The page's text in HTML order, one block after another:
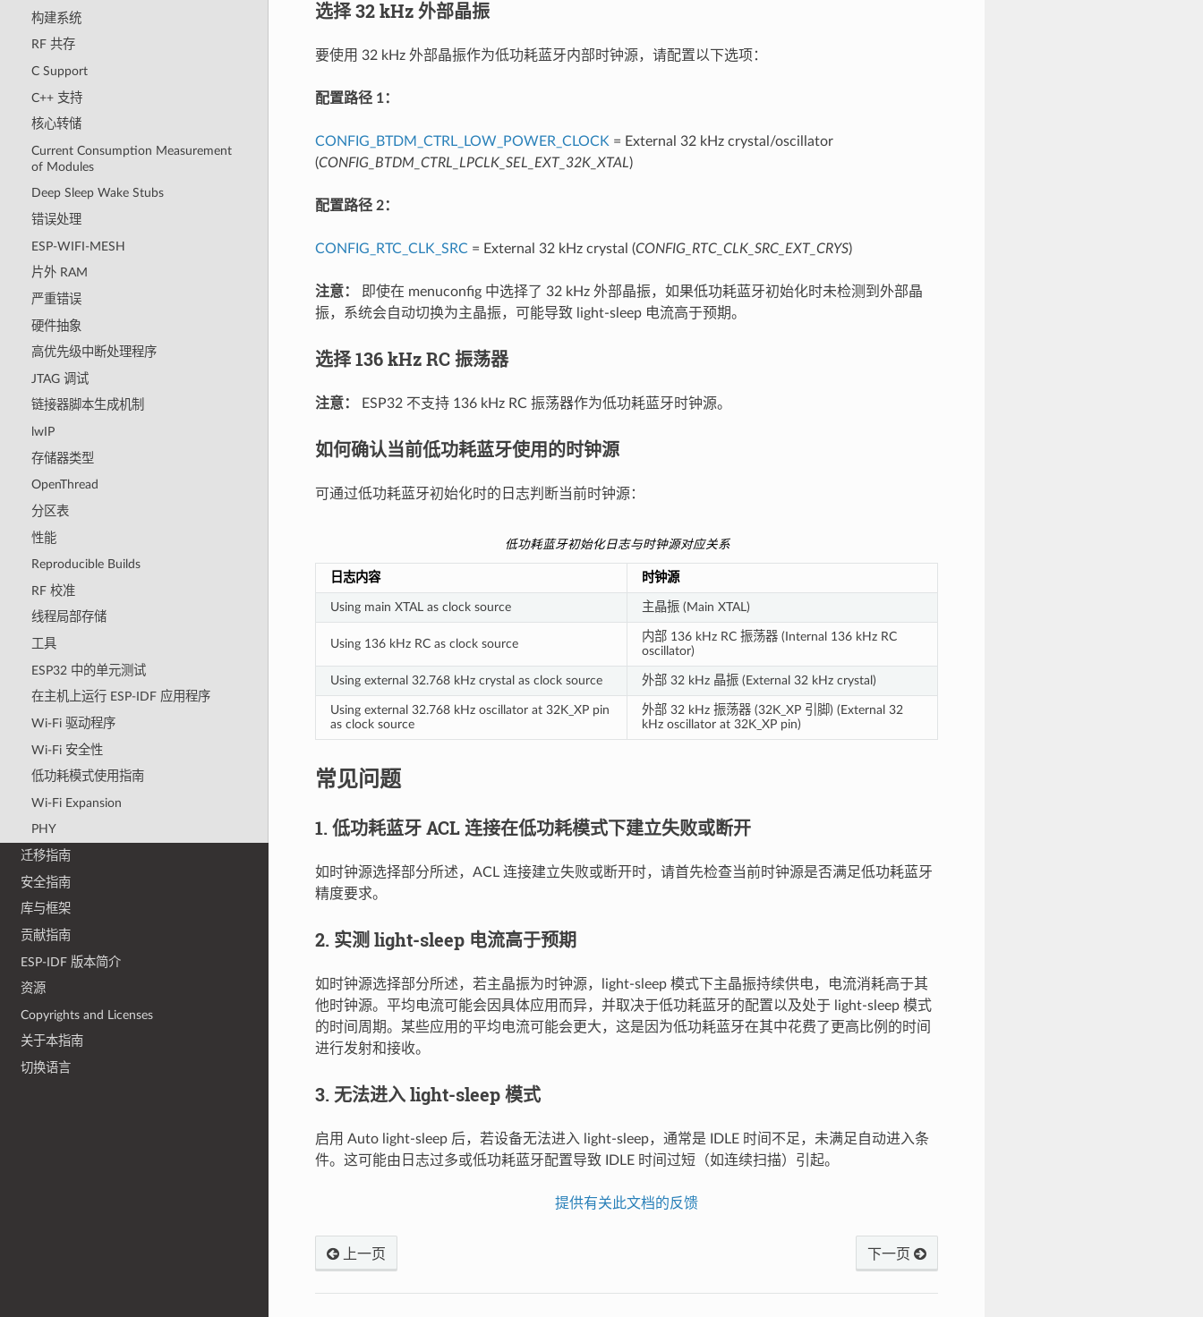
构建系统
RF 共存
C Support
C++ 支持
核心转储
Current Consumption Measurement
of Modules
Deep Sleep Wake Stubs
错误处理
ESP-WIFI-MESH
片外 RAM
严重错误
硬件抽象
高优先级中断处理程序
JTAG 调试
链接器脚本生成机制
lwIP
存储器类型
OpenThread
分区表
性能
Reproducible Builds
RF 校准
线程局部存储
工具
ESP32 中的单元测试
在主机上运行 ESP-IDF 应用程序
Wi-Fi 驱动程序
Wi-Fi 安全性
低功耗模式使用指南
Wi-Fi Expansion
PHY
迁移指南
安全指南
库与框架
贡献指南
ESP-IDF 版本简介
资源
Copyrights and Licenses
关于本指南
切换语言
选择 32 kHz 外部晶振
要使用 32 kHz 外部晶振作为低功耗蓝牙内部时钟源，请配置以下选项：
配置路径 1：
CONFIG_BTDM_CTRL_LOW_POWER_CLOCK = External 32 kHz crystal/oscillator
(CONFIG_BTDM_CTRL_LPCLK_SEL_EXT_32K_XTAL)
配置路径 2：
CONFIG_RTC_CLK_SRC= External 32 kHz crystal (CONFIG_RTC_CLK_SRC_EXT_CRYS)
注意：
即使在 menuconfig 中选择了 32 kHz 外部晶振，如果低功耗蓝牙初始化时未检测到外部晶
振，系统会自动切换为主晶振，可能导致 light-sleep 电流高于预期。
选择 136 kHz RC 振荡器
注意： ESP32 不支持 136 kHz RC 振荡器作为低功耗蓝牙时钟源。
如何确认当前低功耗蓝牙使用的时钟源
可通过低功耗蓝牙初始化时的日志判断当前时钟源：
低功耗蓝牙初始化日志与时钟源对应关系
日志内容 时钟源
Using main XTAL as clock source 主晶振 (Main XTAL)
Using 136 kHz RC as clock source
内部 136 kHz RC 振荡器 (Internal 136 kHz RC
oscillator)
Using external 32.768 kHz crystal as clock source 外部 32 kHz 晶振 (External 32 kHz crystal)
Using external 32.768 kHz oscillator at 32K_XP pin
as clock source
外部 32 kHz 振荡器 (32K_XP 引脚) (External 32
kHz oscillator at 32K_XP pin)
常见问题
1. 低功耗蓝牙 ACL 连接在低功耗模式下建立失败或断开
如时钟源选择部分所述，ACL 连接建立失败或断开时，请首先检查当前时钟源是否满足低功耗蓝牙
精度要求。
2. 实测 light-sleep 电流高于预期
如时钟源选择部分所述，若主晶振为时钟源，light-sleep 模式下主晶振持续供电，电流消耗高于其
他时钟源。平均电流可能会因具体应用而异，并取决于低功耗蓝牙的配置以及处于 light-sleep 模式
的时间周期。某些应用的平均电流可能会更大，这是因为低功耗蓝牙在其中花费了更高比例的时间
进行发射和接收。
3. 无法进入 light-sleep 模式
启用 Auto light-sleep 后，若设备无法进入 light-sleep，通常是 IDLE 时间不足，未满足自动进入条
件。这可能由日志过多或低功耗蓝牙配置导致 IDLE 时间过短（如连续扫描）引起。
提供有关此文档的反馈
上一页 下一页